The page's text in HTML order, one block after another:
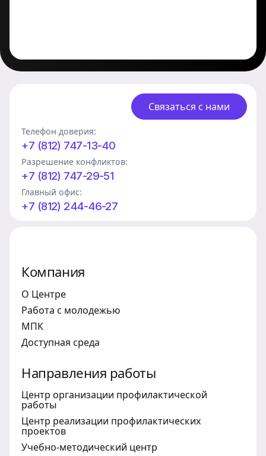
Связаться с нами
Телефон доверия:
+7 (812) 747-13-40
Разрешение конфликтов:
+7 (812) 747-29-51
Главный офис:
+7 (812) 244-46-27
Компания
О Центре
Работа с молодежью
МПК
Доступная среда
Направления работы
Центр организации профилактической
работы
Центр реализации профилактических
проектов
Учебно-методический центр